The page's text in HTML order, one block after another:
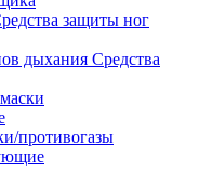
защиты ног
Средства
противогазы